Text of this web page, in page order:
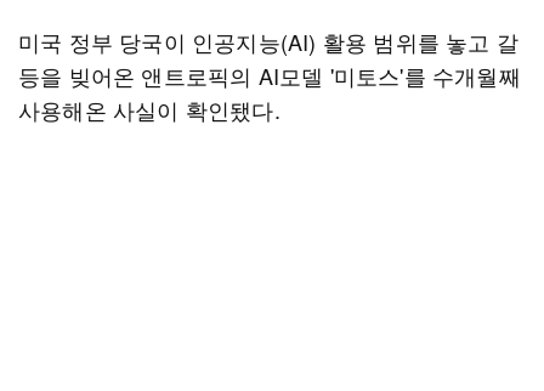
미국 정부 당국이 인공지능(AI) 활용 범위를 놓고 갈
등을 빚어온 앤트로픽의 AI모델 '미토스'를 수개월째
사용해온 사실이 확인됐다.